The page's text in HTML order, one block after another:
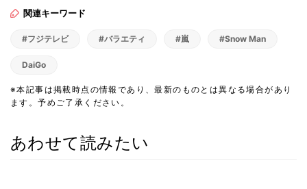
関連キーワード
#フジテレビ #バラエティ #嵐 #Snow Man
DaiGo
※本記事は掲載時点の情報であり、最新のものとは異なる場合があり
ます。予めご了承ください。
あわせて読みたい